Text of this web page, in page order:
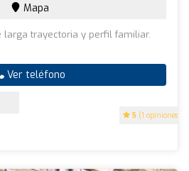
5 (1 opiniones)
Mapa
larga trayectoria y perfil familiar.
Ver teléfono